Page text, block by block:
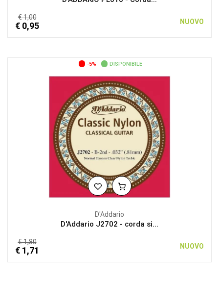
€ 1,00
€ 0,95 NUOVO
-5% DISPONIBILE
D'Addario
D'Addario J2702 - corda si...
€ 1,80
€ 1,71 NUOVO